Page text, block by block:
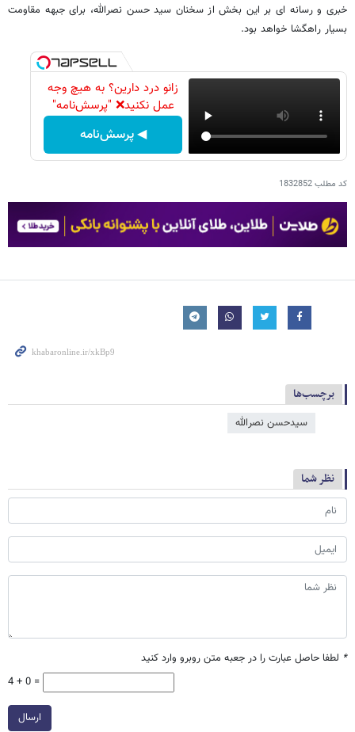
خبری و رسانه ای بر این بخش از سخنان سید حسن نصرالله، برای جبهه مقاومت
بسیار راهگشا خواهد بود.
زانو درد دارین؟ به هیچ وجه
عمل نکنید❌ "پرسش‌نامه"
◀ پرسش‌نامه
کد مطلب1832852
برچسب‌ها
سیدحسن نصرالله
نظر شما
* لطفا حاصل عبارت را در جعبه متن روبرو وارد کنید
4 + 0 =
ارسال